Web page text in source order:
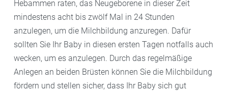
Hebammen raten, das Neugeborene in dieser Zeit
mindestens acht bis zwölf Mal in 24 Stunden
anzulegen, um die Milchbildung anzuregen. Dafür
sollten Sie Ihr Baby in diesen ersten Tagen notfalls auch
wecken, um es anzulegen. Durch das regelmäßige
Anlegen an beiden Brüsten können Sie die Milchbildung
fördern und stellen sicher, dass Ihr Baby sich gut